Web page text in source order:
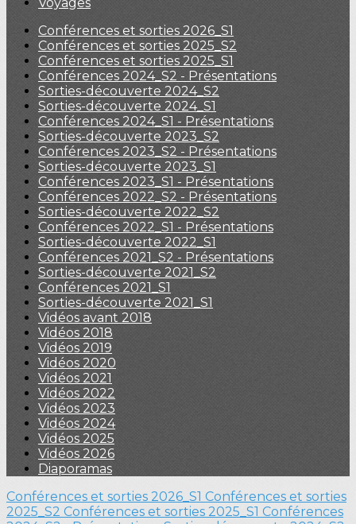
Conférences et sorties 2026_S1
Conférences et sorties 2025_S2
Conférences et sorties 2025_S1
Conférences 2024_S2 - Présentations
Sorties-découverte 2024_S2
Sorties-découverte 2024_S1
Conférences 2024_S1 - Présentations
Sorties-découverte 2023_S2
Conférences 2023_S2 - Présentations
Sorties-découverte 2023_S1
Conférences 2023_S1 - Présentations
Conférences 2022_S2 - Présentations
Sorties-découverte 2022_S2
Conférences 2022_S1 - Présentations
Sorties-découverte 2022_S1
Conférences 2021_S2 - Présentations
Sorties-découverte 2021_S2
Conférences 2021_S1
Sorties-découverte 2021_S1
Vidéos avant 2018
Vidéos 2018
Vidéos 2019
Vidéos 2020
Vidéos 2021
Vidéos 2022
Vidéos 2023
Vidéos 2024
Vidéos 2025
Vidéos 2026
Diaporamas
Conférences et sorties 2026_S1 Conférences et sorties
2025_S2 Conférences et sorties 2025_S1 Conférences